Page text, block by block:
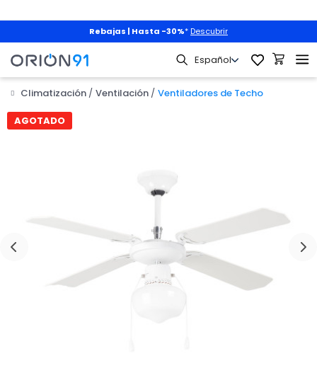
Rebajas | Hasta -30%* Descubrir
Climatización Ventilación Ventiladores de Techo
AGOTADO
